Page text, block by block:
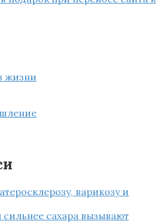
жизни
варикозу и
сахара вызывают